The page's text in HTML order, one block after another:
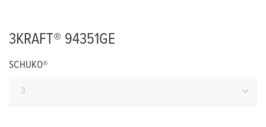
3KRAFT® 94351GE
SCHUKO®